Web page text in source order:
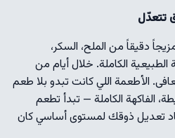
تتعدّل
دقيقاً من الملح، السكر،
الطبيعية الكاملة. خلال أيام من
الأطعمة اللي كانت تبدو بلا طعم
الفاكهة الكاملة — تبدأ تطعم
تعديل ذوقك لمستوى أساسي كان